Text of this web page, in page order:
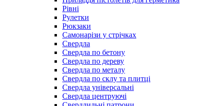
Рівні
Рулетки
Рюкзаки
Самонарізи у стрічках
Свердла
Свердла по бетону
Свердла по дереву
Свердла по металу
Свердла по склу та плитці
Свердла універсальні
Свердла центруючі